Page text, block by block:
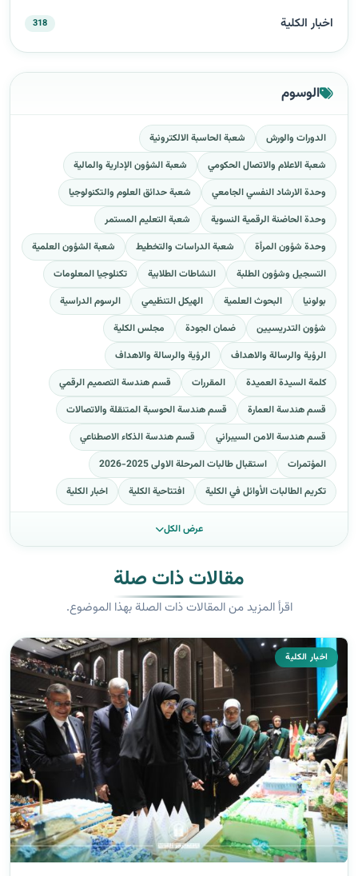
اخبار الكلية 318
الوسوم
الدورات والورش
شعبة الحاسبة الالكترونية
شعبة الاعلام والاتصال الحكومي
شعبة الشؤون الإدارية والمالية
وحدة الارشاد النفسي الجامعي
شعبة حدائق العلوم والتكنولوجيا
وحدة الحاضنة الرقمية النسوية
شعبة التعليم المستمر
وحدة شؤون المرأة
شعبة الدراسات والتخطيط
شعبة الشؤون العلمية
التسجيل وشؤون الطلبة
النشاطات الطلابية
تكنلوجيا المعلومات
بولونيا
البحوث العلمية الهيكل التنظيمي
الرسوم الدراسية
شؤون التدريسيين
ضمان الجودة
مجلس الكلية
الرؤية والرسالة والاهداف
الرؤية والرسالة والاهداف
كلمة السيدة العميدة
المقررات
قسم هندسة التصميم الرقمي
قسم هندسة العمارة
قسم هندسة الحوسبة المتنقلة والاتصالات
قسم هندسة الامن السيبراني
قسم هندسة الذكاء الاصطناعي
المؤتمرات
استقبال طالبات المرحلة الاولى 2025-2026
تكريم الطالبات الأوائل في الكلية
افتتاحية الكلية اخبار الكلية
عرض الكل
مقالات ذات صلة
اقرأ المزيد من المقالات ذات الصلة بهذا الموضوع.
اخبار الكلية